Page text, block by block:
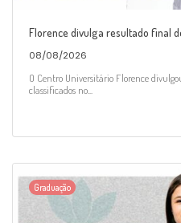
Florence divulga resultado final
08/08/2026
O Centro Universitário Florence
classificados no...
Graduação